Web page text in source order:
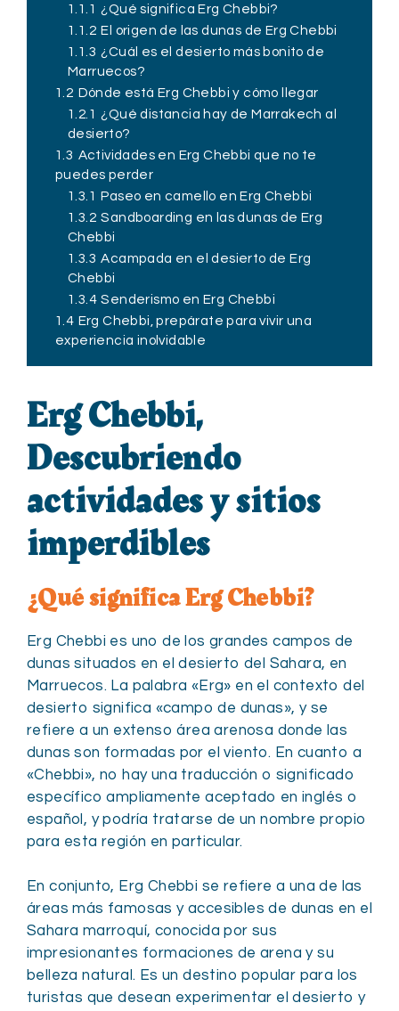
1.1.1 ¿Qué significa Erg Chebbi?
1.1.2 El origen de las dunas de Erg Chebbi
1.1.3 ¿Cuál es el desierto más bonito de
Marruecos?
1.2 Dónde está Erg Chebbi y cómo llegar
1.2.1 ¿Qué distancia hay de Marrakech al
desierto?
1.3 Actividades en Erg Chebbi que no te
puedes perder
1.3.1 Paseo en camello en Erg Chebbi
1.3.2 Sandboarding en las dunas de Erg
Chebbi
1.3.3 Acampada en el desierto de Erg
Chebbi
1.3.4 Senderismo en Erg Chebbi
1.4 Erg Chebbi, prepárate para vivir una
experiencia inolvidable
Erg Chebbi,
Descubriendo
actividades y sitios
imperdibles
¿Qué significa Erg Chebbi?
Erg Chebbi es uno de los grandes campos de
dunas situados en el desierto del Sahara, en
Marruecos. La palabra «Erg» en el contexto del
desierto significa «campo de dunas», y se
refiere a un extenso área arenosa donde las
dunas son formadas por el viento. En cuanto a
«Chebbi», no hay una traducción o significado
específico ampliamente aceptado en inglés o
español, y podría tratarse de un nombre propio
para esta región en particular.
En conjunto, Erg Chebbi se refiere a una de las
áreas más famosas y accesibles de dunas en el
Sahara marroquí, conocida por sus
impresionantes formaciones de arena y su
belleza natural. Es un destino popular para los
turistas que desean experimentar el desierto y